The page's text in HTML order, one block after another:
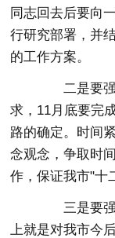
同志回去后要向
行研究部署，并
的工作方案。
二是要强
求，11月底要完
路的确定。时间
念观念，争取时
作，保证我市"十
三是要强
上就是对我市今